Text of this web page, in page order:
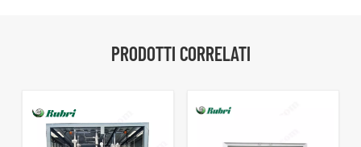
PRODOTTI CORRELATI